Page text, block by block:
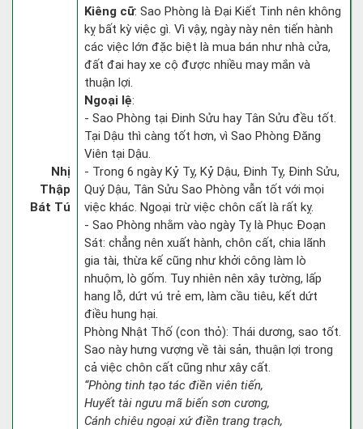
Nhị
Thập
Bát Tú
Kiêng cữ: Sao Phòng là Đại Kiết Tinh nên không
kỵ bất kỳ việc gì. Vì vậy, ngày này nên tiến hành
các việc lớn đặc biệt là mua bán như nhà cửa,
đất đai hay xe cộ được nhiều may mắn và
thuận lợi.
Ngoại lệ:
- Sao Phòng tại Đinh Sửu hay Tân Sửu đều tốt.
Tại Dậu thì càng tốt hơn, vì Sao Phòng Đăng
Viên tại Dậu.
- Trong 6 ngày Kỷ Tỵ, Kỷ Dậu, Đinh Tỵ, Đinh Sửu,
Quý Dậu, Tân Sửu Sao Phòng vẫn tốt với mọi
việc khác. Ngoại trừ việc chôn cất là rất kỵ.
- Sao Phòng nhằm vào ngày Tỵ là Phục Đoạn
Sát: chẳng nên xuất hành, chôn cất, chia lãnh
gia tài, thừa kế cũng như khởi công làm lò
nhuộm, lò gốm. Tuy nhiên nên xây tường, lấp
hang lỗ, dứt vú trẻ em, làm cầu tiêu, kết dứt
điều hung hại.
Phòng Nhật Thố (con thỏ): Thái dương, sao tốt.
Sao này hưng vượng về tài sản, thuận lợi trong
cả việc chôn cất cũng như xây cất.
“Phòng tinh tạo tác điền viên tiến,
Huyết tài ngưu mã biến sơn cương,
Cánh chiêu ngoại xứ điền trang trạch,